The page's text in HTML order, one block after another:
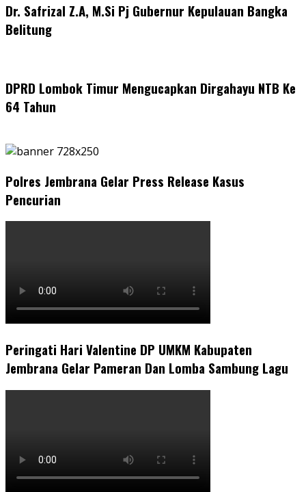
Dr. Safrizal Z.A, M.Si Pj Gubernur Kepulauan Bangka
Belitung
DPRD Lombok Timur Mengucapkan Dirgahayu NTB Ke
64 Tahun
Polres Jembrana Gelar Press Release Kasus
Pencurian
Peringati Hari Valentine DP UMKM Kabupaten
Jembrana Gelar Pameran Dan Lomba Sambung Lagu